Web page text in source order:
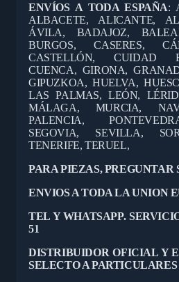
ENVÍOS A TODA ESPAÑA:
ALBACETE, ALICANTE,
ÁVILA, BADAJOZ,
BURGOS, CASERES,
CASTELLÓN, CUIDAD
CUENCA, GIRONA,
GIPUZKOA, HUELVA,
LAS PALMAS, LEÓN,
MÁLAGA, MURCIA,
PALENCIA,
SEGOVIA, SEVILLA,
TENERIFE, TERUEL,
PARA PIEZAS, PREGUNTAR
ENVIOS A TODA LA UNION
TEL Y WHATSAPP.
51
DISTRIBUIDOR OFICIAL Y
SELECTO A